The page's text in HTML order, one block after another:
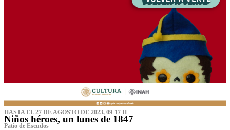
HASTA EL 27 DE AGOSTO DE 2023, 09-17 H
Niños héroes, un lunes de 1847
Patio de Escudos